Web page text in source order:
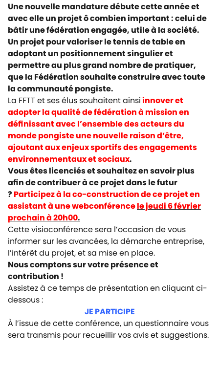
Une nouvelle mandature débute cette année et
avec elle un projet ô combien important : celui de
bâtir une fédération engagée, utile à la société.
Un projet pour valoriser le tennis de table en
adoptant un positionnement singulier et
permettre au plus grand nombre de pratiquer,
que la Fédération souhaite construire avec toute
la communauté pongiste.
La FFTT et ses élus souhaitent ainsiinnover et
adopter la qualité de fédération à mission en
définissant avec l’ensemble des acteurs du
monde pongiste une nouvelle raison d’être,
ajoutant aux enjeux sportifs des engagements
environnementaux et sociaux.
Vous êtes licenciés et souhaitez en savoir plus
afin de contribuer à ce projet dans le futur
? Participez à la co-construction de ce projet en
assistant à une webconférencele jeudi 6 février
prochain à 20h00.
Cette visioconférence sera l’occasion de vous
informer sur les avancées, la démarche entreprise,
l’intérêt du projet, et sa mise en place.
Nous comptons sur votre présence et
contribution !
Assistez à ce temps de présentation en cliquant ci-
dessous :
JE PARTICIPE
À l’issue de cette conférence, un questionnaire vous
sera transmis pour recueillir vos avis et suggestions.